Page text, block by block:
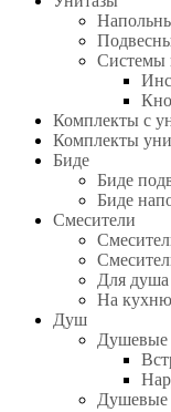
Системы
Комплекты с
Комплекты
Биде
Биде
Биде
Смесители
Для душа
На кухню
Душ
Душевые
Душевые